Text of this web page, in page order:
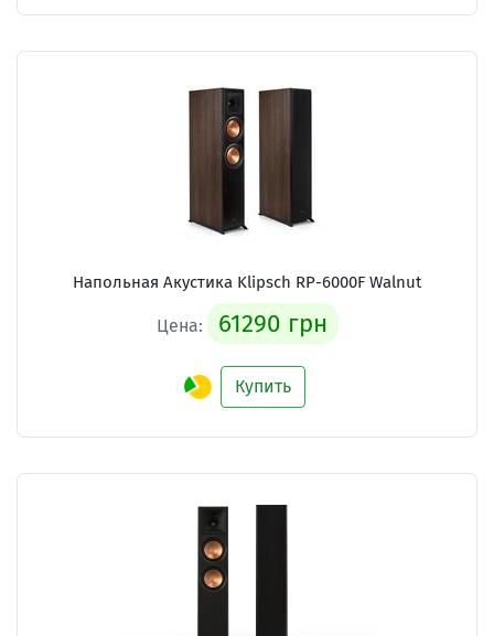
Напольная Акустика Klipsch RP-6000F Walnut
Цена: 61290 грн
Купить